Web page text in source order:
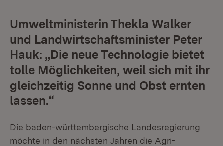
Umweltministerin Thekla Walker
und Landwirtschaftsminister Peter
Hauk: „Die neue Technologie bietet
tolle Möglichkeiten, weil sich mit ihr
gleichzeitig Sonne und Obst ernten
lassen.“
Die baden-württembergische Landesregierung
möchte in den nächsten Jahren die Agri-